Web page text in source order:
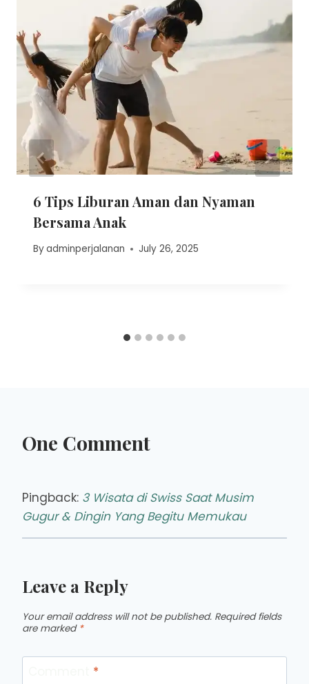
6 Tips Liburan Aman dan Nyaman
Bersama Anak
Byadminperjalanan July 26, 2025
One Comment
Pingback: 3 Wisata di Swiss Saat Musim
Gugur & Dingin Yang Begitu Memukau
Leave a Reply
Your email address will not be published. Required fields
are marked *
*